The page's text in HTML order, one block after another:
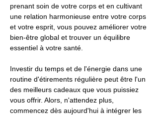
prenant soin de votre corps et en cultivant
une relation harmonieuse entre votre corps
et votre esprit, vous pouvez améliorer votre
bien-être global et trouver un équilibre
essentiel à votre santé.
Investir du temps et de l'énergie dans une
routine d'étirements régulière peut être l'un
des meilleurs cadeaux que vous puissiez
vous offrir. Alors, n'attendez plus,
commencez dès aujourd'hui à intégrer les